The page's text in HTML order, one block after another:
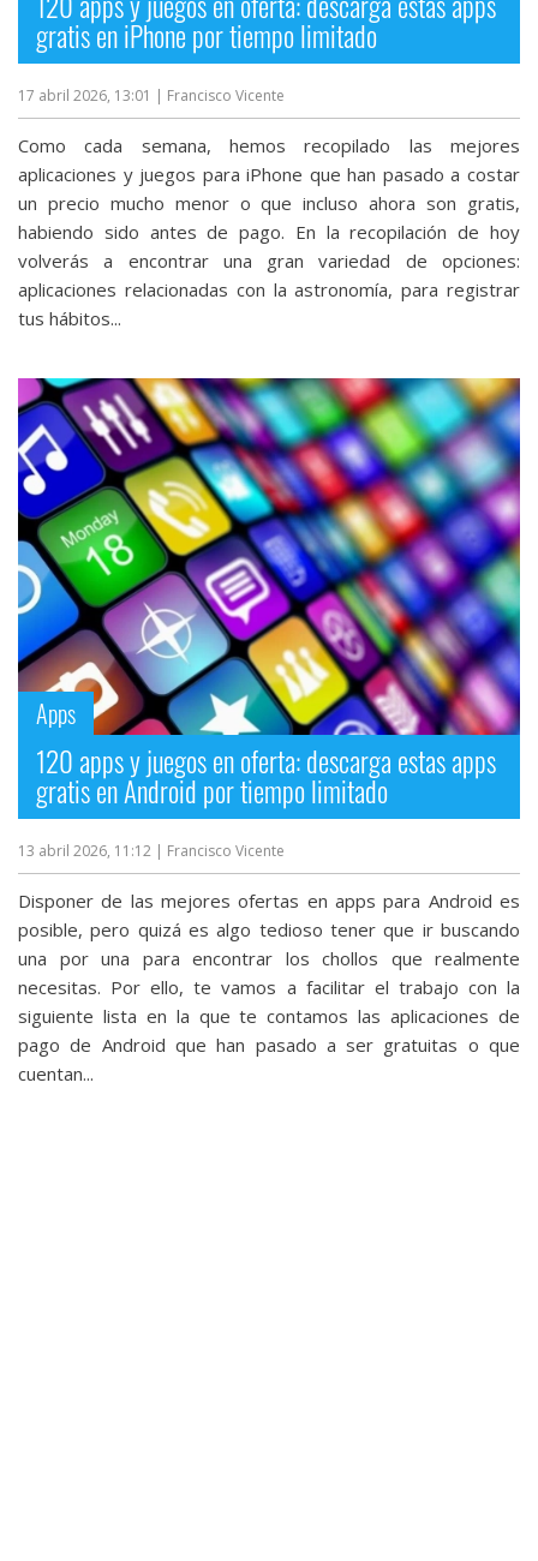
gratis en iPhone por tiempo limitado
17 abril 2026, 13:01 | Francisco Vicente
Como cada semana, hemos recopilado las mejores
aplicaciones y juegos para iPhone que han pasado a costar
un precio mucho menor o que incluso ahora son gratis,
habiendo sido antes de pago. En la recopilación de hoy
volverás a encontrar una gran variedad de opciones:
aplicaciones relacionadas con la astronomía, para registrar
tus hábitos...
Apps
120 apps y juegos en oferta: descarga estas apps
gratis en Android por tiempo limitado
13 abril 2026, 11:12 | Francisco Vicente
Disponer de las mejores ofertas en apps para Android es
posible, pero quizá es algo tedioso tener que ir buscando
una por una para encontrar los chollos que realmente
necesitas. Por ello, te vamos a facilitar el trabajo con la
siguiente lista en la que te contamos las aplicaciones de
pago de Android que han pasado a ser gratuitas o que
cuentan...